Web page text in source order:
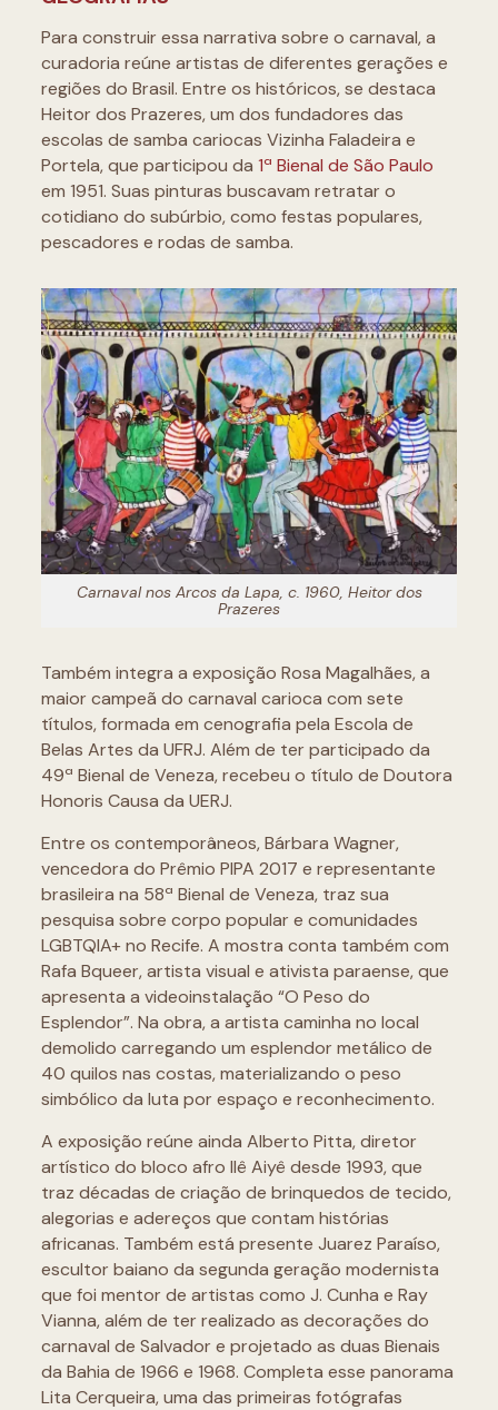
Para construir essa narrativa sobre o carnaval, a
curadoria reúne artistas de diferentes gerações e
regiões do Brasil. Entre os históricos, se destaca
Heitor dos Prazeres, um dos fundadores das
escolas de samba cariocas Vizinha Faladeira e
Portela, que participou da 1ª Bienal de São Paulo
em 1951. Suas pinturas buscavam retratar o
cotidiano do subúrbio, como festas populares,
pescadores e rodas de samba.
Carnaval nos Arcos da Lapa, c. 1960, Heitor dos
Prazeres
Também integra a exposição Rosa Magalhães, a
maior campeã do carnaval carioca com sete
títulos, formada em cenografia pela Escola de
Belas Artes da UFRJ. Além de ter participado da
49ª Bienal de Veneza, recebeu o título de Doutora
Honoris Causa da UERJ.
Entre os contemporâneos, Bárbara Wagner,
vencedora do Prêmio PIPA 2017 e representante
brasileira na 58ª Bienal de Veneza, traz sua
pesquisa sobre corpo popular e comunidades
LGBTQIA+ no Recife. A mostra conta também com
Rafa Bqueer, artista visual e ativista paraense, que
apresenta a videoinstalação “O Peso do
Esplendor”. Na obra, a artista caminha no local
demolido carregando um esplendor metálico de
40 quilos nas costas, materializando o peso
simbólico da luta por espaço e reconhecimento.
A exposição reúne ainda Alberto Pitta, diretor
artístico do bloco afro Ilê Aiyê desde 1993, que
traz décadas de criação de brinquedos de tecido,
alegorias e adereços que contam histórias
africanas. Também está presente Juarez Paraíso,
escultor baiano da segunda geração modernista
que foi mentor de artistas como J. Cunha e Ray
Vianna, além de ter realizado as decorações do
carnaval de Salvador e projetado as duas Bienais
da Bahia de 1966 e 1968. Completa esse panorama
Lita Cerqueira, uma das primeiras fotógrafas